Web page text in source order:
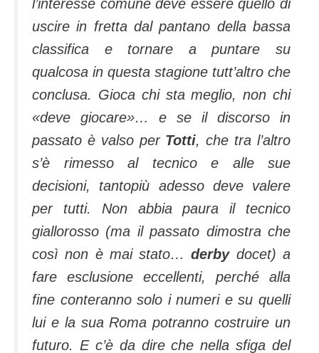
l’interesse comune deve essere quello di
uscire in fretta dal pantano della bassa
classifica e tornare a puntare su
qualcosa in questa stagione tutt’altro che
conclusa. Gioca chi sta meglio, non chi
«deve giocare»… e se il discorso in
passato è valso per Totti, che tra l’altro
s’è rimesso al tecnico e alle sue
decisioni, tantopiù adesso deve valere
per tutti. Non abbia paura il tecnico
giallorosso (ma il passato dimostra che
così non è mai stato…derbydocet) a
fare esclusione eccellenti, perché alla
fine conteranno solo i numeri e su quelli
lui e la sua Roma potranno costruire un
futuro. E c’è da dire che nella sfiga del